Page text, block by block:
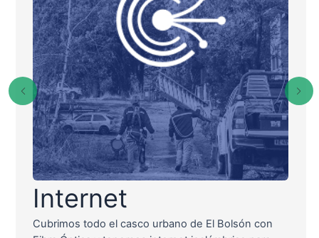
Internet
Cubrimos todo el casco urbano de El Bolsón con